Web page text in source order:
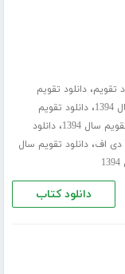
تقویم،دانلود تقویم
،دانلود تقویم
سال 1394 ،دانلود
،دانلود تقویم سال
دانلود کتاب